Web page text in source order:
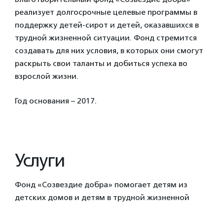
реализует долгосрочные целевые программы в
поддержку детей-сирот и детей, оказавшихся в
трудной жизненной ситуации. Фонд стремится
создавать для них условия, в которых они смогут
раскрыть свои таланты и добиться успеха во
взрослой жизни.
Год основания – 2017.
Услуги
Фонд «Созвездие добра» помогает детям из
детских домов и детям в трудной жизненной